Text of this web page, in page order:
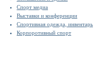
Спорт медиа
Выставки и конференции
Спортивная одежда, инвентарь
Корпоротивный спорт